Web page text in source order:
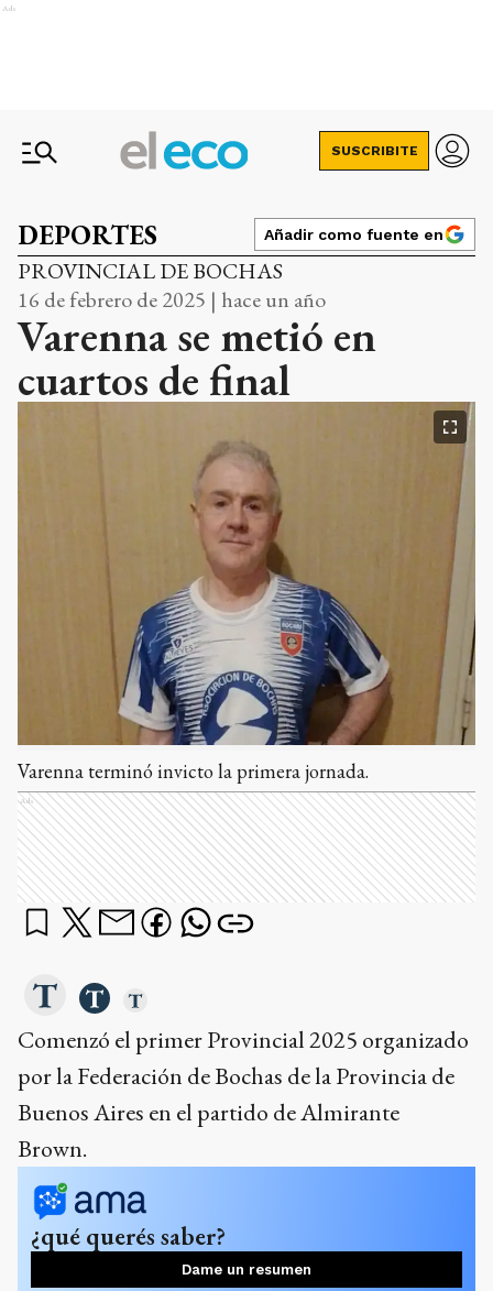
Ads
SUSCRIBITE
DEPORTES Añadir como fuente en
PROVINCIAL DE BOCHAS
16 de febrero de 2025 | hace un año
Varenna se metió en
cuartos de final
Varenna terminó invicto la primera jornada.
Ads
Comenzó el primer Provincial 2025 organizado
por la Federación de Bochas de la Provincia de
Buenos Aires en el partido de Almirante
Brown.
¿qué querés saber?
Dame un resumen